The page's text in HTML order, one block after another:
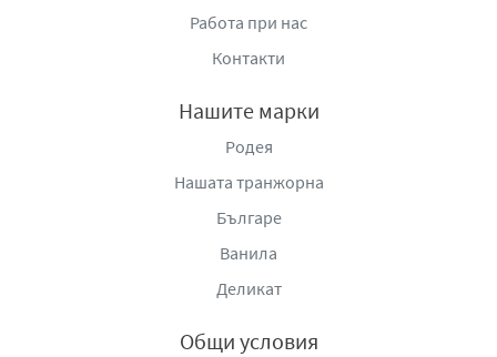
Работа при нас
Контакти
Нашите марки
Родея
Нашата транжорна
Българе
Ванила
Деликат
Общи условия